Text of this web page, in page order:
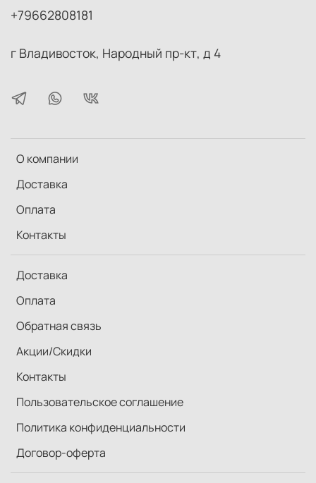
О компании
Доставка
Оплата
Контакты
Доставка
Оплата
Обратная связь
Акции/Скидки
Контакты
Пользовательское соглашение
Политика конфиденциальности
Договор-оферта
+79662808181
г Владивосток, Народный пр-кт, д 4